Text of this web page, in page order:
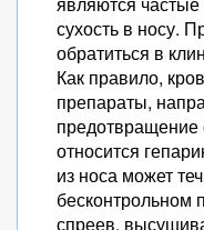
сухость в носу.
обратиться в
Как правило,
препараты,
предотвращение
относится
из носа может
бесконтрольном
спреев,